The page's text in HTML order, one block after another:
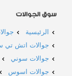
سوق الجوالات
الرئيسية
جوالات اتش تي
جوالات سوني
جوالات اسوس